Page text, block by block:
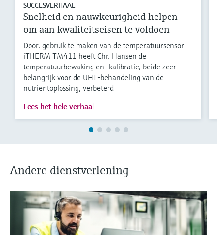
SUCCESVERHAAL
Snelheid en nauwkeurigheid helpen
om aan kwaliteitseisen te voldoen
Door. gebruik te maken van de temperatuursensor
iTHERM TM411 heeft Chr. Hansen de
temperatuurbewaking en -kalibratie, beide zeer
belangrijk voor de UHT-behandeling van de
nutriëntoplossing, verbeterd
Lees het hele verhaal
Andere dienstverlening